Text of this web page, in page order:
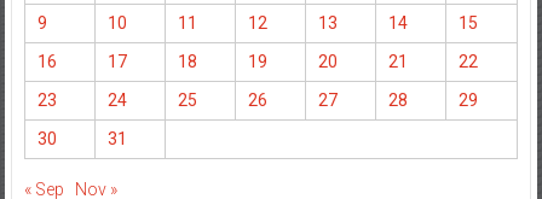
9
10 11 12 13 14
15
16
17 18 19 20 21
22
23
24 25 26 27 28
29
30
31
« Sep Nov »